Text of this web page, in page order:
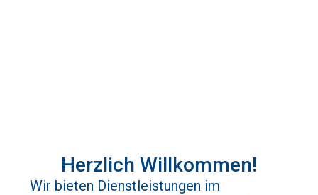
Herzlich Willkommen!
Wir bieten Dienstleistungen im